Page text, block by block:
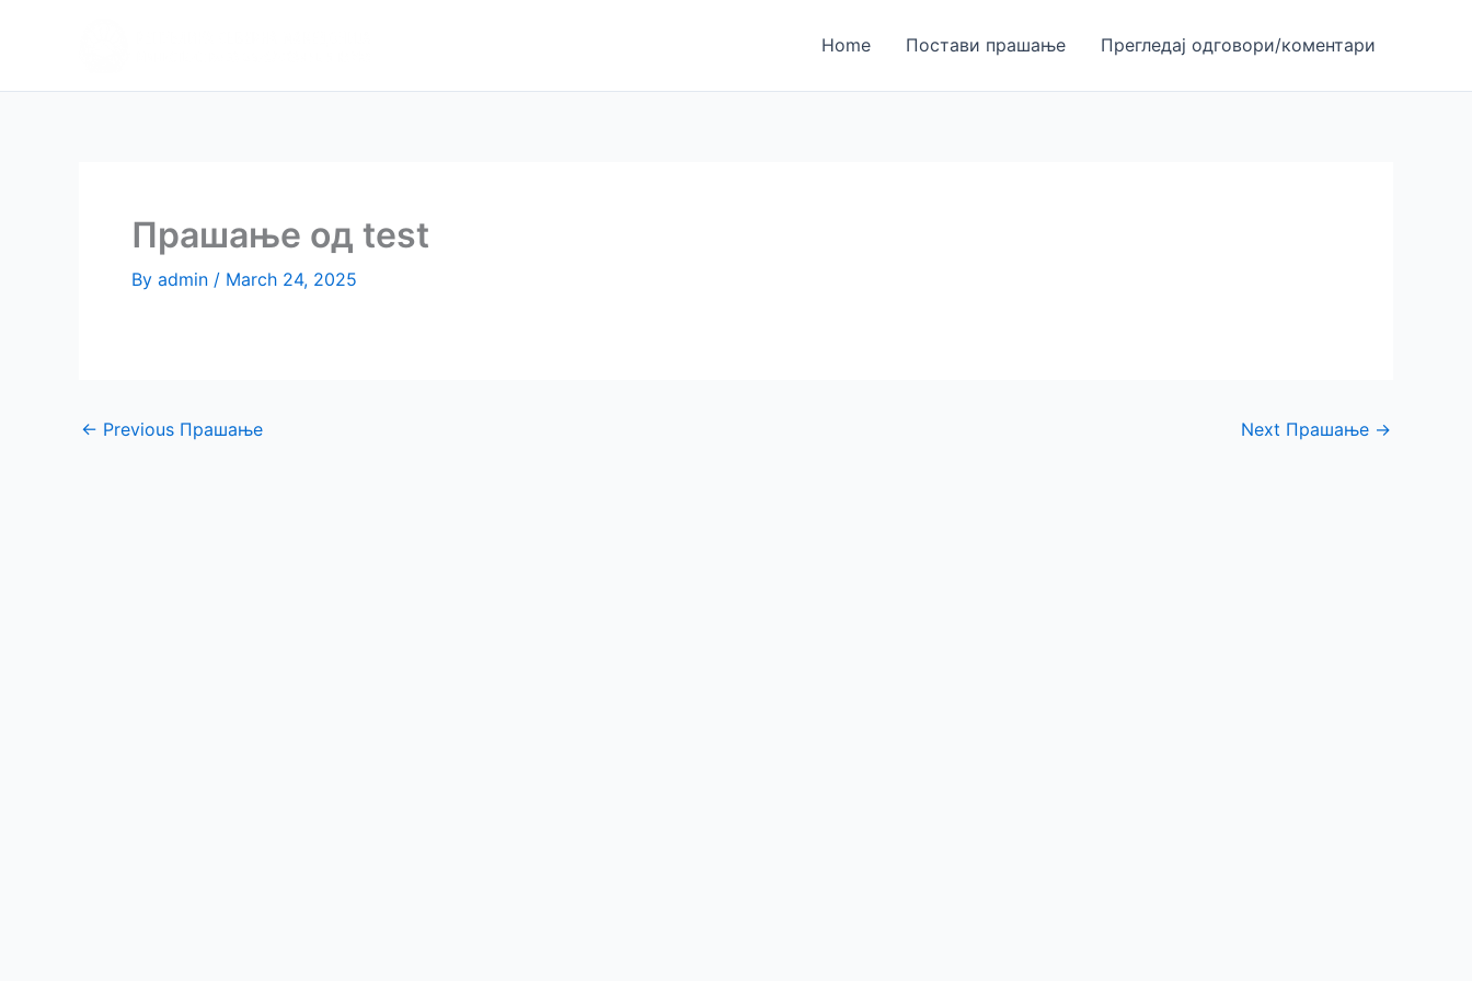
Home Постави прашање Прегледај одгoвори/коментари
Прашање од test
By admin / March 24, 2025
← Previous Прашање Next Прашање →